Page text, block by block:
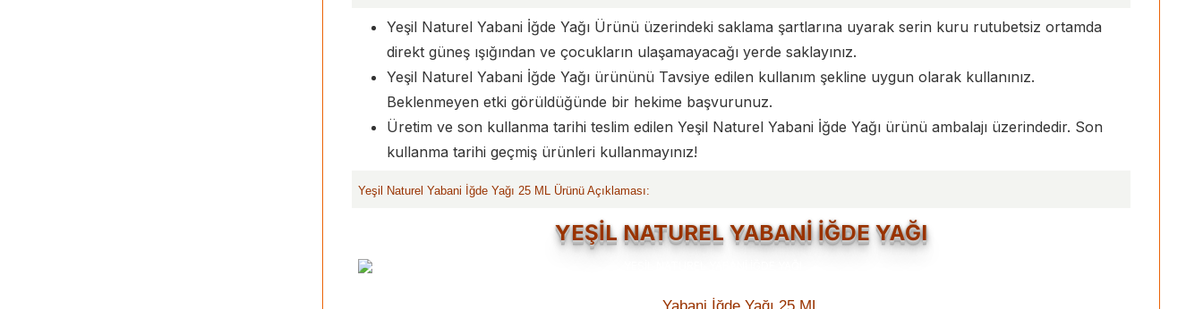
Yeşil Naturel Yabani İğde Yağı Ürünü üzerindeki saklama şartlarına uyarak serin kuru rutubetsiz ortamda
direkt güneş ışığından ve çocukların ulaşamayacağı yerde saklayınız.
Yeşil Naturel Yabani İğde Yağı ürününü Tavsiye edilen kullanım şekline uygun olarak kullanınız.
Beklenmeyen etki görüldüğünde bir hekime başvurunuz.
Üretim ve son kullanma tarihi teslim edilen Yeşil Naturel Yabani İğde Yağı ürünü ambalajı üzerindedir. Son
kullanma tarihi geçmiş ürünleri kullanmayınız!
Yeşil Naturel Yabani İğde Yağı 25 ML Ürünü Açıklaması:
YEŞİL NATUREL YABANİ İĞDE YAĞI
Yabani İğde Yağı 25 ML